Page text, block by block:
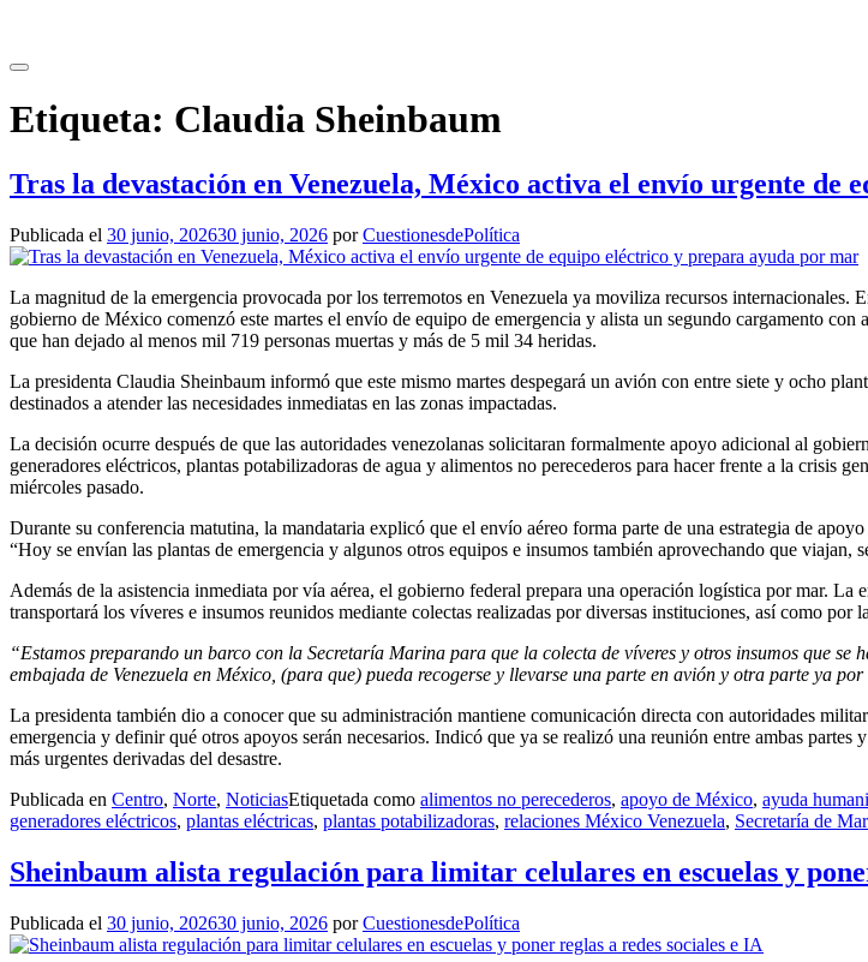
contenido
Etiqueta: Claudia Sheinbaum
Tras la devastación en Venezuela, México activa el envío urgente
Publicada el 30 junio, 202630 junio, 2026 porCuestionesdePolítica
La magnitud de la emergencia provocada por los terremotos en Venezuela ya moviliza recursos internacionales.
gobierno de México comenzó este martes el envío de equipo de emergencia y alista un segundo cargamento con
que han dejado al menos mil 719 personas muertas y más de 5 mil 34 heridas.
La presidenta Claudia Sheinbaum informó que este mismo martes despegará un avión con entre siete y ocho
destinados a atender las necesidades inmediatas en las zonas impactadas.
La decisión ocurre después de que las autoridades venezolanas solicitaran formalmente apoyo adicional al
generadores eléctricos, plantas potabilizadoras de agua y alimentos no perecederos para hacer frente a la crisis
miércoles pasado.
Durante su conferencia matutina, la mandataria explicó que el envío aéreo forma parte de una estrategia de
“Hoy se envían las plantas de emergencia y algunos otros equipos e insumos también aprovechando que viajan,
Además de la asistencia inmediata por vía aérea, el gobierno federal prepara una operación logística por mar. La
transportará los víveres e insumos reunidos mediante colectas realizadas por diversas instituciones, así como por
“Estamos preparando un barco con la Secretaría Marina para que la colecta de víveres y otros insumos que
embajada de Venezuela en México, (para que) pueda recogerse y llevarse una parte en avión y otra parte ya
La presidenta también dio a conocer que su administración mantiene comunicación directa con autoridades
emergencia y definir qué otros apoyos serán necesarios. Indicó que ya se realizó una reunión entre ambas partes
más urgentes derivadas del desastre.
Publicada en Centro, Norte, NoticiasEtiquetada como alimentos no perecederos, apoyo de México, ayuda
generadores eléctricos, plantas eléctricas, plantas potabilizadoras, relaciones México Venezuela, Secretaría de
Sheinbaum alista regulación para limitar celulares en escuelas y
Publicada el 30 junio, 202630 junio, 2026 porCuestionesdePolítica